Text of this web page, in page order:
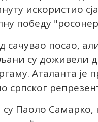
искористио
победу
сачувао посао,
су доживели
Аталанта је
српског
Паоло